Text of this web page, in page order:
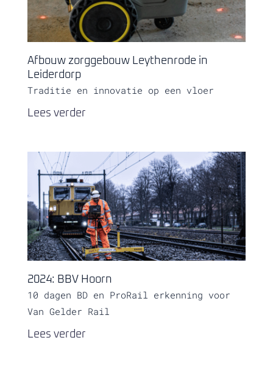
Afbouw zorggebouw Leythenrode in
Leiderdorp
Traditie en innovatie op een vloer
Lees verder
2024: BBV Hoorn
10 dagen BD en ProRail erkenning voor
Van Gelder Rail
Lees verder